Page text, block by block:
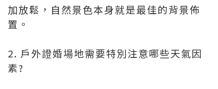
加放鬆，自然景色本身就是最佳的背景佈
置。
2. 戶外證婚場地需要特別注意哪些天氣因
素?